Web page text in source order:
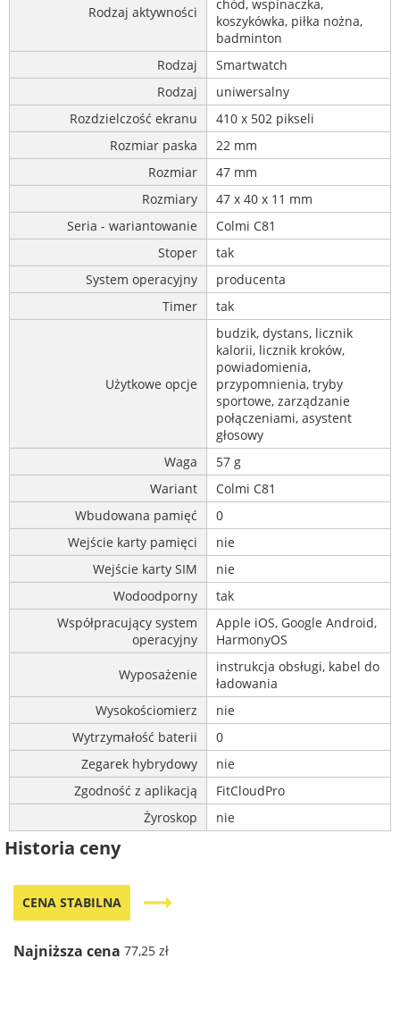
Rodzaj aktywności
chód, wspinaczka,
koszykówka, piłka nożna,
badminton
Rodzaj
Smartwatch
Rodzaj
uniwersalny
Rozdzielczość ekranu
410 x 502 pikseli
Rozmiar paska
22 mm
Rozmiar
47 mm
Rozmiary
47 x 40 x 11 mm
Seria - wariantowanie
Colmi C81
Stoper
tak
System operacyjny
producenta
Timer
tak
Użytkowe opcje
budzik, dystans, licznik
kalorii, licznik kroków,
powiadomienia,
przypomnienia, tryby
sportowe, zarządzanie
połączeniami, asystent
głosowy
Waga
57 g
Wariant
Colmi C81
Wbudowana pamięć
0
Wejście karty pamięci
nie
Wejście karty SIM
nie
Wodoodporny
tak
Współpracujący system
operacyjny
Apple iOS, Google Android,
HarmonyOS
Wyposażenie
instrukcja obsługi, kabel do
ładowania
Wysokościomierz
nie
Wytrzymałość baterii
0
Zegarek hybrydowy
nie
Zgodność z aplikacją
FitCloudPro
Żyroskop
nie
Historia ceny
CENA STABILNA trending_flat
Najniższa cena 77,25 zł